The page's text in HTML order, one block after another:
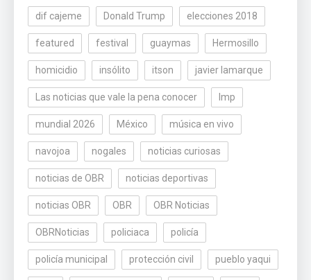
dif cajeme Donald Trump elecciones 2018
featured festival guaymas Hermosillo
homicidio insólito itson javier lamarque
Las noticias que vale la pena conocer lmp
mundial 2026 México música en vivo
navojoa nogales noticias curiosas
noticias de OBR noticias deportivas
noticias OBR OBR OBR Noticias
OBRNoticias policiaca policía
policía municipal protección civil pueblo yaqui